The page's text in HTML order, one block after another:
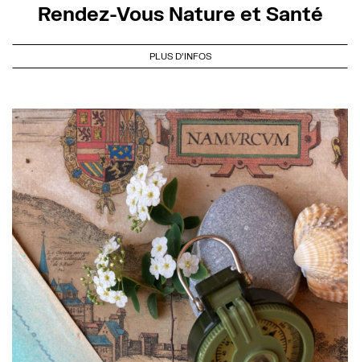
Rendez-Vous Nature et Santé
PLUS D'INFOS